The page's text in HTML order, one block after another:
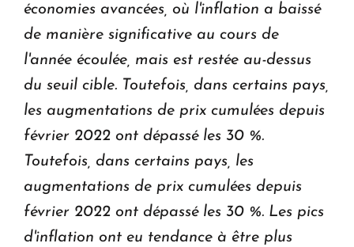
économies avancées, où l'inflation a baissé
de manière significative au cours de
l'année écoulée, mais est restée au-dessus
du seuil cible. Toutefois, dans certains pays,
les augmentations de prix cumulées depuis
février 2022 ont dépassé les 30 %.
Toutefois, dans certains pays, les
augmentations de prix cumulées depuis
février 2022 ont dépassé les 30 %. Les pics
d'inflation ont eu tendance à être plus